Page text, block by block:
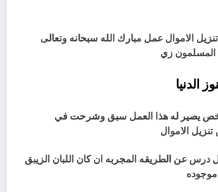
الاموال عمل مبارك الله سبحانه وتعالى
المسلمون زي
الدنيا
يصير له هذا العمل سبق وشرحت في
الاموال
عن الطريقه المجربه ان كان اللبان الزيبق